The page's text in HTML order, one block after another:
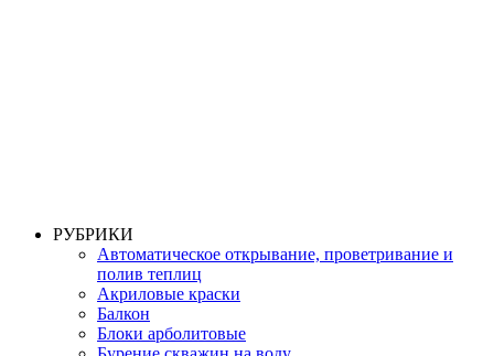
РУБРИКИ
Автоматическое открывание, проветривание и
полив теплиц
Акриловые краски
Балкон
Блоки арболитовые